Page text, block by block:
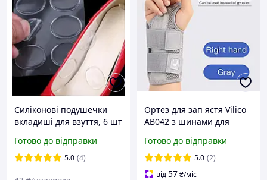
Силіконові подушечки
вкладиші для взуття, 6 шт
Готово до відправки
5.0 (4)
Ортез для зап ястя Vilico
AB042 з шинами для
Готово до відправки
5.0 (2)
від57₴/міс